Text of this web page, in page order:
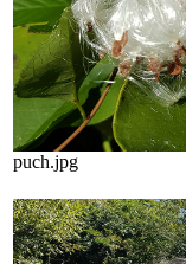
puch.jpg